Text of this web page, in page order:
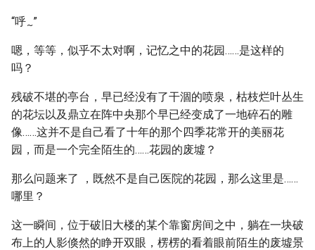
“呼~”
嗯，等等，似乎不太对啊，记忆之中的花园……是这样的
吗？
残破不堪的亭台，早已经没有了干涸的喷泉，枯枝烂叶丛生
的花坛以及鼎立在阵中央那个早已经变成了一地碎石的雕
像……这并不是自己看了十年的那个四季花常开的美丽花
园，而是一个完全陌生的……花园的废墟？
那么问题来了 ，既然不是自己医院的花园，那么这里是……
哪里？
这一瞬间，位于破旧大楼的某个靠窗房间之中，躺在一块破
布上的人影倏然的睁开双眼，楞楞的看着眼前陌生的废墟景